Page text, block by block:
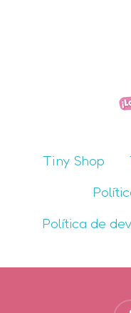
Tiny Shop
Política de